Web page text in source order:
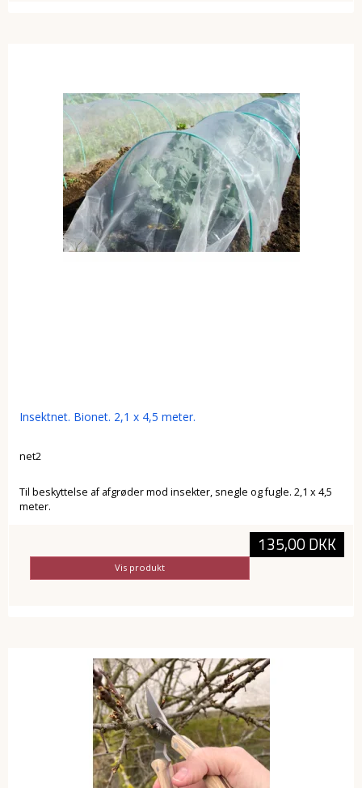
Insektnet. Bionet. 2,1 x 4,5 meter.
net2
Til beskyttelse af afgrøder mod insekter, snegle og fugle. 2,1 x 4,5
meter.
135,00 DKK
Vis produkt